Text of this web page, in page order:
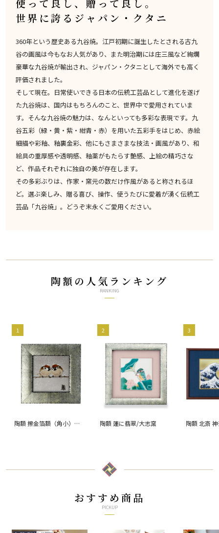
使って良し、贈って良し。
世界に誇るジャパン・クタニ
360年という歴史ある九谷焼。江戸初期に誕生したとされる古九
谷の画風は今もなお人気があり、また明治期には庄三風など絢爛
豪華な九谷焼が輸出され、ジャパン・クタニとして海外でも高く
評価されました。
そして現在。日常使いできる日本の伝統工芸品として進化を遂げ
た九谷焼は、国内はもちろんのこと、世界中で愛用されていま
す。そんな九谷焼の魅力は、なんといっても多彩な表現です。九
谷五彩（緑・黄・紫・紺青・赤）を用いた五彩手をはじめ、赤絵
細描や彩釉、釉裏金彩、他にもさまさまな技法・画風があり、和
絵具の重厚感や透明感、釉薬がもたらす艶感、上絵の精巧さな
ど、作品それぞれに独自の美が存在します。
その多彩ぶりは、作家・窯元の数だけ作風があると称されるほ
ど。選ぶ楽しみ、贈る喜び、操作、使うたびに愛着が湧く伝統工
芸品「九谷焼」。どうぞ末永くご愛用ください。
陶額の人気ランキング
RANKING
1
陶額 擦金箔額（角小）雪
2
陶額 蓮に翡翠/大志窯
3
陶額 北斎
おすすめ商品
PICKUP